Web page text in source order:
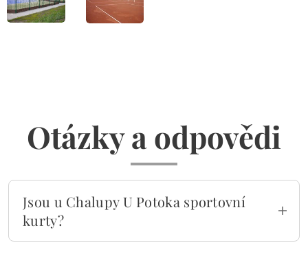
Otázky a odpovědi
Jsou u Chalupy U Potoka sportovní
kurty?